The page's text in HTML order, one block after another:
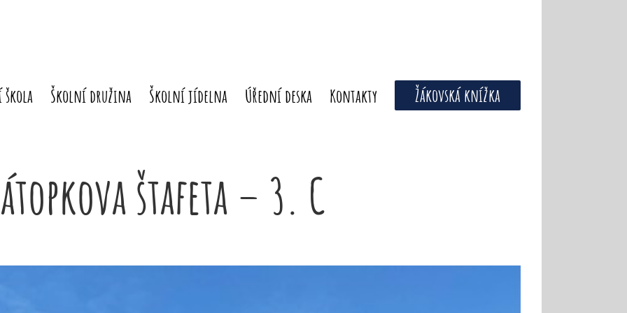
škola Školní družina Školní jídelna Úřední deska Kontakty Žákovská knížka
štafeta – 3. C